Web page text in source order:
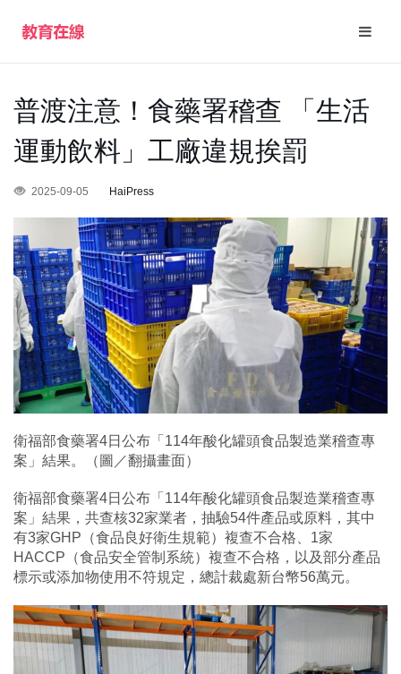
普渡注意！食藥署稽查 「生活
運動飲料」工廠違規挨罰
2025-09-05 HaiPress
衛福部食藥署4日公布「114年酸化罐頭食品製造業稽查專
案」結果。（圖／翻攝畫面）
衛福部食藥署4日公布「114年酸化罐頭食品製造業稽查專
案」結果，共查核32家業者，抽驗54件產品或原料，其中
有3家GHP（食品良好衛生規範）複查不合格、1家
HACCP（食品安全管制系統）複查不合格，以及部分產品
標示或添加物使用不符規定，總計裁處新台幣56萬元。